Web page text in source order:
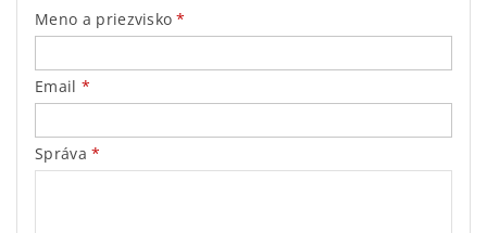
Meno a priezvisko
Email
Správa